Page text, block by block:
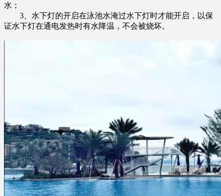
水；
3、水下灯的开启在泳池水淹过水下灯时才能开启，以保
证水下灯在通电发热时有水降温，不会被烧坏。